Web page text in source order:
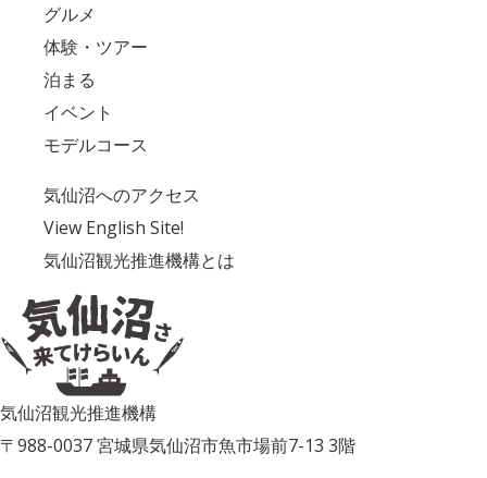
グルメ
体験・ツアー
泊まる
イベント
モデルコース
気仙沼へのアクセス
View English Site!
気仙沼観光推進機構とは
気仙沼観光推進機構
〒988-0037 宮城県気仙沼市魚市場前7-13 3階